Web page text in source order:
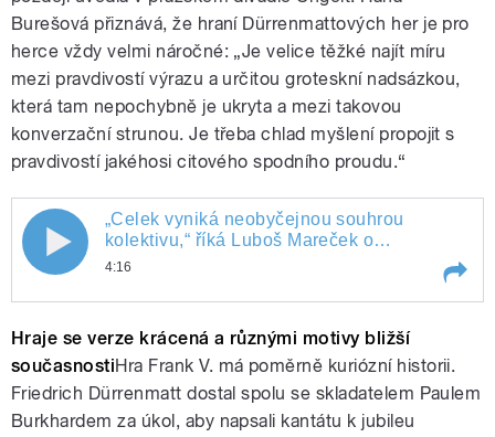
Burešová přiznává, že hraní Dürrenmattových her je pro
herce vždy velmi náročné: „Je velice těžké najít míru
mezi pravdivostí výrazu a určitou groteskní nadsázkou,
která tam nepochybně je ukryta a mezi takovou
konverzační strunou. Je třeba chlad myšlení propojit s
pravdivostí jakéhosi citového spodního proudu.“
„Celek vyniká neobyčejnou souhrou
kolektivu,“ říká Luboš Mareček o
představení Frank V. v Městském
divadle Brno.
„Celek vyniká neobyčejnou souhrou
kolektivu,“ říká Luboš Mareček o
představení Frank V. v Městském divadle
4:16
kolektivu,“ říká Luboš Mareček o
představení Frank V. v Městském divadle
Brno.
Hraje se verze krácená a různými motivy bližší
současnostiHra Frank V. má poměrně kuriózní historii.
Friedrich Dürrenmatt dostal spolu se skladatelem Paulem
Burkhardem za úkol, aby napsali kantátu k jubileu